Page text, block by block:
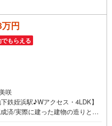
円
もらえる
咲
鉄姪浜駅♪Wアクセス・4LDK】
済/実際に建った建物の造りと仕